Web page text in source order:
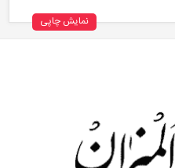
نمایش چاپی